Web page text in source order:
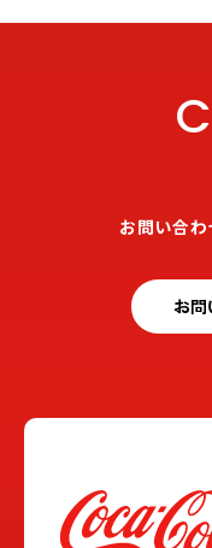
お問い合わ
お問